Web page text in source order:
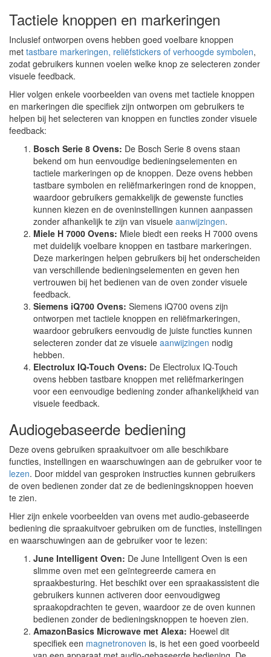
Tactiele knoppen en markeringen
Inclusief ontworpen ovens hebben goed voelbare knoppen
met tastbare markeringen, reliëfstickers of verhoogde symbolen,
zodat gebruikers kunnen voelen welke knop ze selecteren zonder
visuele feedback.
Hier volgen enkele voorbeelden van ovens met tactiele knoppen
en markeringen die specifiek zijn ontworpen om gebruikers te
helpen bij het selecteren van knoppen en functies zonder visuele
feedback:
Bosch Serie 8 Ovens: De Bosch Serie 8 ovens staan
bekend om hun eenvoudige bedieningselementen en
tactiele markeringen op de knoppen. Deze ovens hebben
tastbare symbolen en reliëfmarkeringen rond de knoppen,
waardoor gebruikers gemakkelijk de gewenste functies
kunnen kiezen en de oveninstellingen kunnen aanpassen
zonder afhankelijk te zijn van visuele aanwijzingen.
Miele H 7000 Ovens: Miele biedt een reeks H 7000 ovens
met duidelijk voelbare knoppen en tastbare markeringen.
Deze markeringen helpen gebruikers bij het onderscheiden
van verschillende bedieningselementen en geven hen
vertrouwen bij het bedienen van de oven zonder visuele
feedback.
Siemens iQ700 Ovens: Siemens iQ700 ovens zijn
ontworpen met tactiele knoppen en reliëfmarkeringen,
waardoor gebruikers eenvoudig de juiste functies kunnen
selecteren zonder dat ze visuele aanwijzingen nodig
hebben.
Electrolux IQ-Touch Ovens: De Electrolux IQ-Touch
ovens hebben tastbare knoppen met reliëfmarkeringen
voor een eenvoudige bediening zonder afhankelijkheid van
visuele feedback.
Audiogebaseerde bediening
Deze ovens gebruiken spraakuitvoer om alle beschikbare
functies, instellingen en waarschuwingen aan de gebruiker voor te
lezen. Door middel van gesproken instructies kunnen gebruikers
de oven bedienen zonder dat ze de bedieningsknoppen hoeven
te zien.
Hier zijn enkele voorbeelden van ovens met audio-gebaseerde
bediening die spraakuitvoer gebruiken om de functies, instellingen
en waarschuwingen aan de gebruiker voor te lezen:
June Intelligent Oven: De June Intelligent Oven is een
slimme oven met een geïntegreerde camera en
spraakbesturing. Het beschikt over een spraakassistent die
gebruikers kunnen activeren door eenvoudigweg
spraakopdrachten te geven, waardoor ze de oven kunnen
bedienen zonder de bedieningsknoppen te hoeven zien.
AmazonBasics Microwave met Alexa: Hoewel dit
specifiek een magnetronoven is, is het een goed voorbeeld